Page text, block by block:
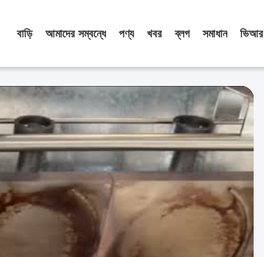
বাড়ি আমাদের সম্বন্ধে পণ্য খবর ব্লগ সমাধান ভিআর